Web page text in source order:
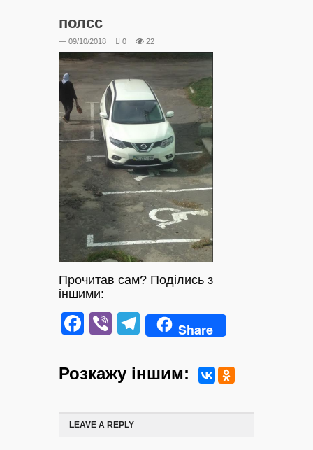
полсс
— 09/10/2018 0 22
Прочитав сам? Поділись з
іншими:
Facebook
ViberTelegram
Share
Розкажу iншим:
LEAVE A REPLY